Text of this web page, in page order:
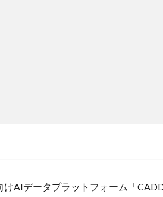
けAIデータプラットフォーム「